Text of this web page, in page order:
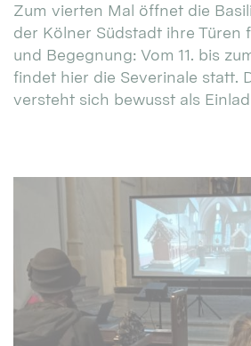
Zum vierten Mal öffnet die
der Kölner Südstadt ihre Türen
und Begegnung: Vom 11. bis
findet hier die Severinale statt.
versteht sich bewusst als